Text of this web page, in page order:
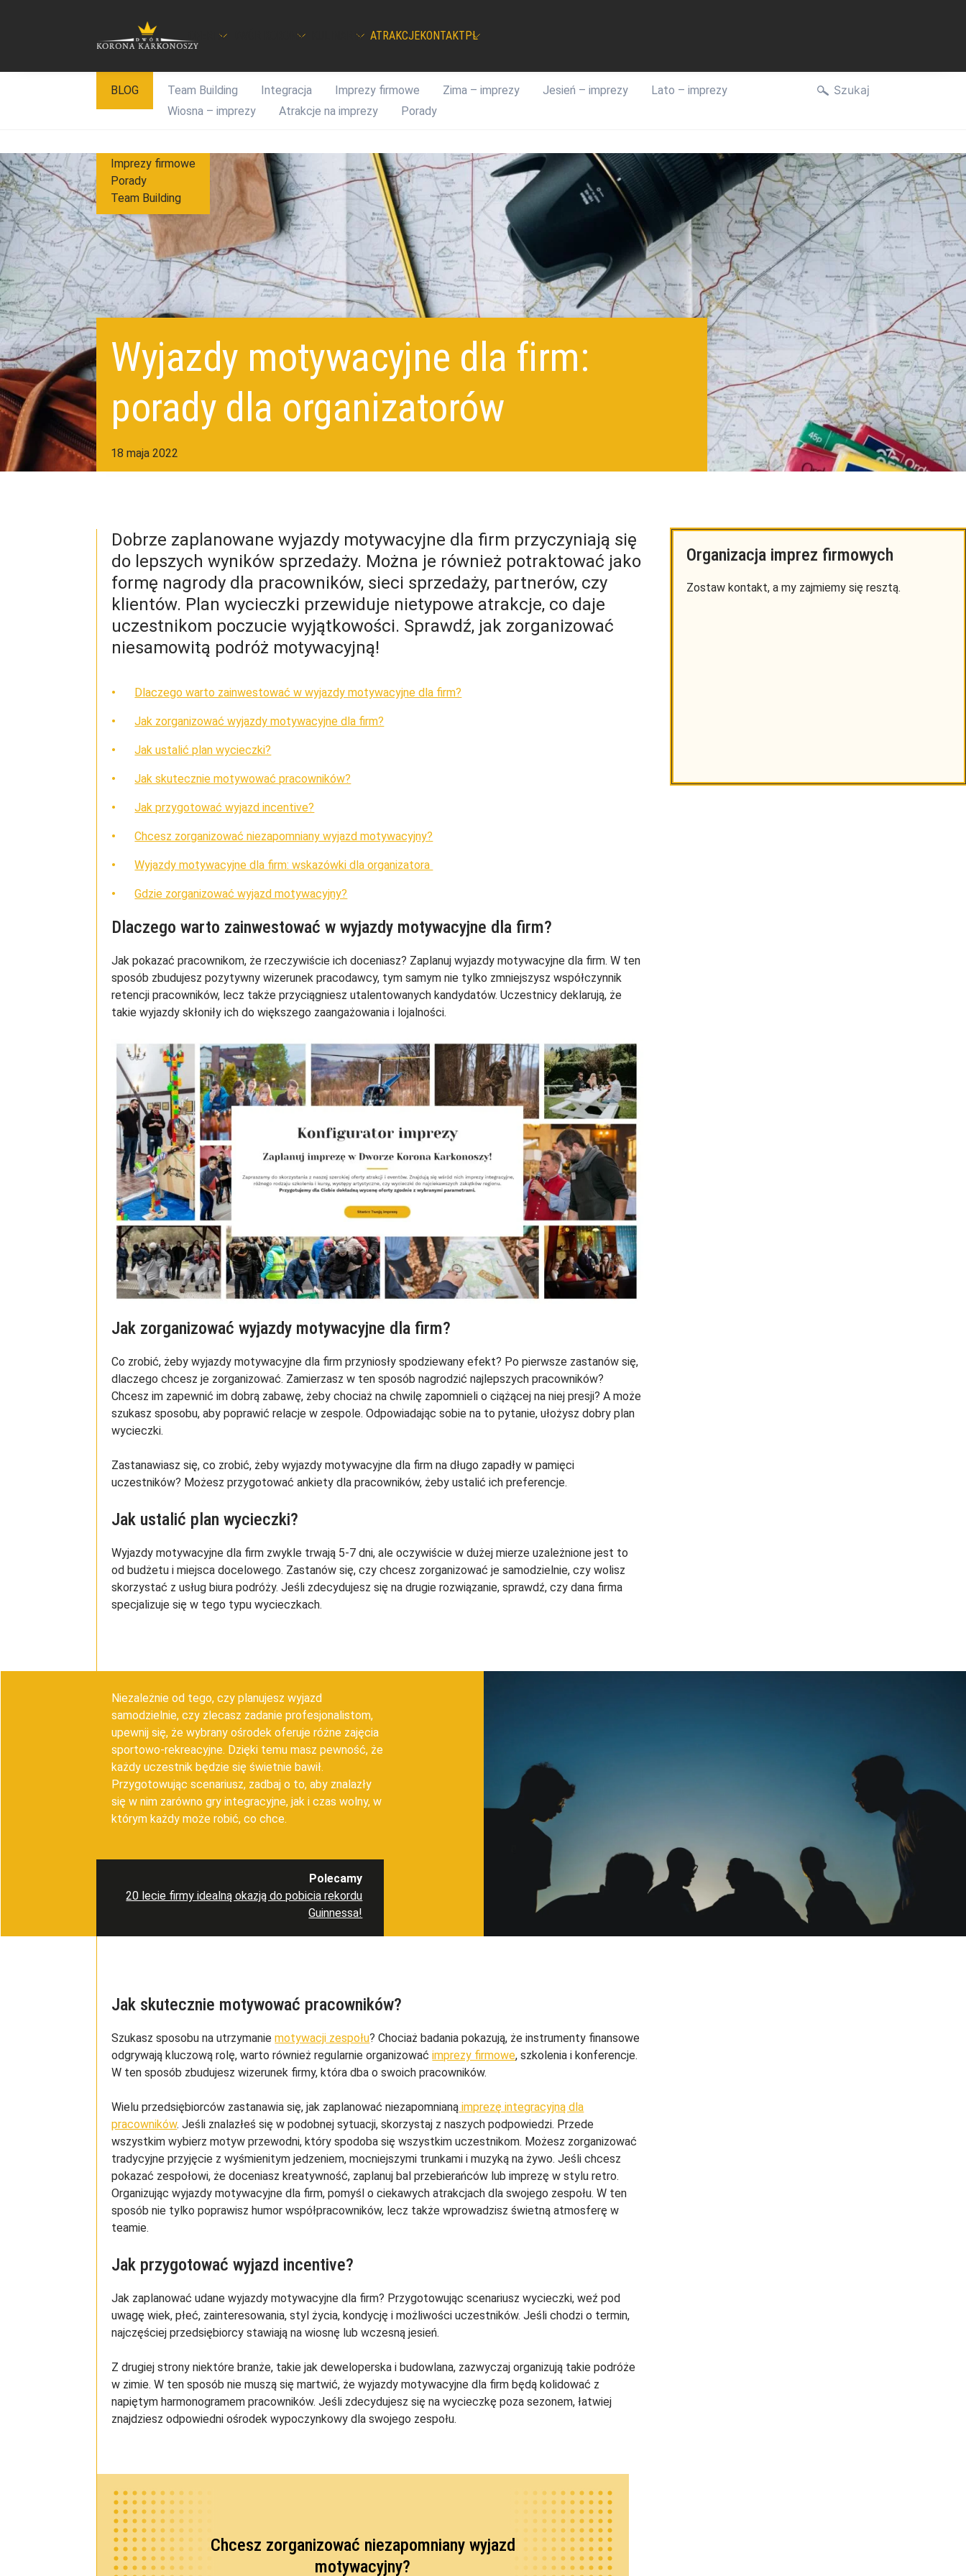
treści
OFERTA DWÓR KORONA KULINARIA ATRAKCJEKONTAKTPL
BLOG Team Building Integracja Imprezy firmowe Zima – imprezy Jesień – imprezy
Lato – imprezy
Wiosna – imprezy
Atrakcje na imprezy Porady
Wyjazdy motywacyjne dla firm:
porady dla organizatorów
18 maja 2022
Imprezy firmowe
Porady
Team Building
Dobrze zaplanowane wyjazdy motywacyjne dla firm przyczyniają się
do lepszych wyników sprzedaży. Można je również potraktować jako
formę nagrody dla pracowników, sieci sprzedaży, partnerów, czy
klientów. Plan wycieczki przewiduje nietypowe atrakcje, co daje
uczestnikom poczucie wyjątkowości. Sprawdź, jak zorganizować
niesamowitą podróż motywacyjną!
Dlaczego warto zainwestować w wyjazdy motywacyjne dla firm?
Jak zorganizować wyjazdy motywacyjne dla firm?
Jak ustalić plan wycieczki?
Jak skutecznie motywować pracowników?
Jak przygotować wyjazd incentive?
Chcesz zorganizować niezapomniany wyjazd motywacyjny?
Wyjazdy motywacyjne dla firm: wskazówki dla organizatora
Gdzie zorganizować wyjazd motywacyjny?
Dlaczego warto zainwestować w wyjazdy motywacyjne dla firm?
Jak pokazać pracownikom, że rzeczywiście ich doceniasz? Zaplanuj wyjazdy motywacyjne dla firm. W ten
sposób zbudujesz pozytywny wizerunek pracodawcy, tym samym nie tylko zmniejszysz współczynnik
retencji pracowników, lecz także przyciągniesz utalentowanych kandydatów. Uczestnicy deklarują, że
takie wyjazdy skłoniły ich do większego zaangażowania i lojalności.
Jak zorganizować wyjazdy motywacyjne dla firm?
Co zrobić, żeby wyjazdy motywacyjne dla firm przyniosły spodziewany efekt? Po pierwsze zastanów się,
dlaczego chcesz je zorganizować. Zamierzasz w ten sposób nagrodzić najlepszych pracowników?
Chcesz im zapewnić im dobrą zabawę, żeby chociaż na chwilę zapomnieli o ciążącej na niej presji? A może
szukasz sposobu, aby poprawić relacje w zespole. Odpowiadając sobie na to pytanie, ułożysz dobry plan
wycieczki.
Zastanawiasz się, co zrobić, żeby wyjazdy motywacyjne dla firm na długo zapadły w pamięci
uczestników? Możesz przygotować ankiety dla pracowników, żeby ustalić ich preferencje.
Jak ustalić plan wycieczki?
Wyjazdy motywacyjne dla firm zwykle trwają 5-7 dni, ale oczywiście w dużej mierze uzależnione jest to
od budżetu i miejsca docelowego. Zastanów się, czy chcesz zorganizować je samodzielnie, czy wolisz
skorzystać z usług biura podróży. Jeśli zdecydujesz się na drugie rozwiązanie, sprawdź, czy dana firma
specjalizuje się w tego typu wycieczkach.
Niezależnie od tego, czy planujesz wyjazd
samodzielnie, czy zlecasz zadanie profesjonalistom,
upewnij się, że wybrany ośrodek oferuje różne zajęcia
sportowo-rekreacyjne. Dzięki temu masz pewność, że
każdy uczestnik będzie się świetnie bawił.
Przygotowując scenariusz, zadbaj o to, aby znalazły
się w nim zarówno gry integracyjne, jak i czas wolny, w
którym każdy może robić, co chce.
Polecamy
20 lecie firmy idealną okazją do pobicia rekordu
Guinnessa!
Jak skutecznie motywować pracowników?
Szukasz sposobu na utrzymaniemotywacji zespołu? Chociaż badania pokazują, że instrumenty finansowe
odgrywają kluczową rolę, warto również regularnie organizowaćimprezy firmowe, szkolenia i konferencje.
W ten sposób zbudujesz wizerunek firmy, która dba o swoich pracowników.
Wielu przedsiębiorców zastanawia się, jak zaplanować niezapomnianą imprezę integracyjną dla
pracowników. Jeśli znalazłeś się w podobnej sytuacji, skorzystaj z naszych podpowiedzi. Przede
wszystkim wybierz motyw przewodni, który spodoba się wszystkim uczestnikom. Możesz zorganizować
tradycyjne przyjęcie z wyśmienitym jedzeniem, mocniejszymi trunkami i muzyką na żywo. Jeśli chcesz
pokazać zespołowi, że doceniasz kreatywność, zaplanuj bal przebierańców lub imprezę w stylu retro.
Organizując wyjazdy motywacyjne dla firm, pomyśl o ciekawych atrakcjach dla swojego zespołu. W ten
sposób nie tylko poprawisz humor współpracowników, lecz także wprowadzisz świetną atmosferę w
teamie.
Jak przygotować wyjazd incentive?
Jak zaplanować udane wyjazdy motywacyjne dla firm? Przygotowując scenariusz wycieczki, weź pod
uwagę wiek, płeć, zainteresowania, styl życia, kondycję i możliwości uczestników. Jeśli chodzi o termin,
najczęściej przedsiębiorcy stawiają na wiosnę lub wczesną jesień.
Z drugiej strony niektóre branże, takie jak deweloperska i budowlana, zazwyczaj organizują takie podróże
w zimie. W ten sposób nie muszą się martwić, że wyjazdy motywacyjne dla firm będą kolidować z
napiętym harmonogramem pracowników. Jeśli zdecydujesz się na wycieczkę poza sezonem, łatwiej
znajdziesz odpowiedni ośrodek wypoczynkowy dla swojego zespołu.
Chcesz zorganizować niezapomniany wyjazd
motywacyjny?
Organizacja imprez firmowych
Zostaw kontakt, a my zajmiemy się resztą.